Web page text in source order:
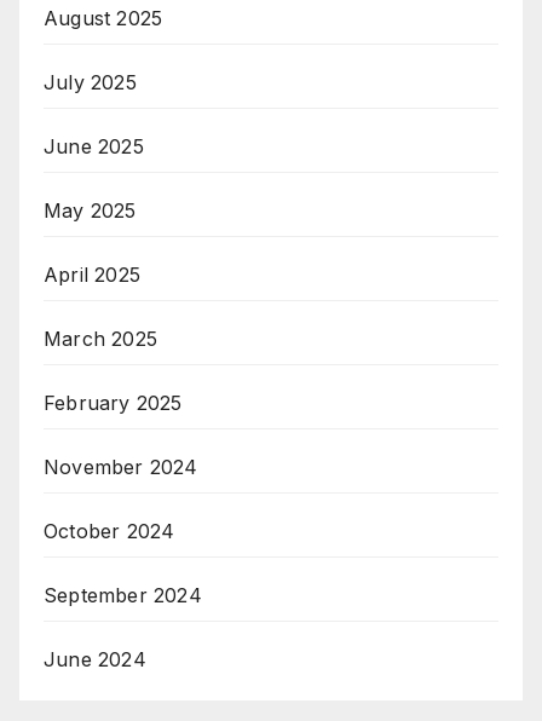
August 2025
July 2025
June 2025
May 2025
April 2025
March 2025
February 2025
November 2024
October 2024
September 2024
June 2024